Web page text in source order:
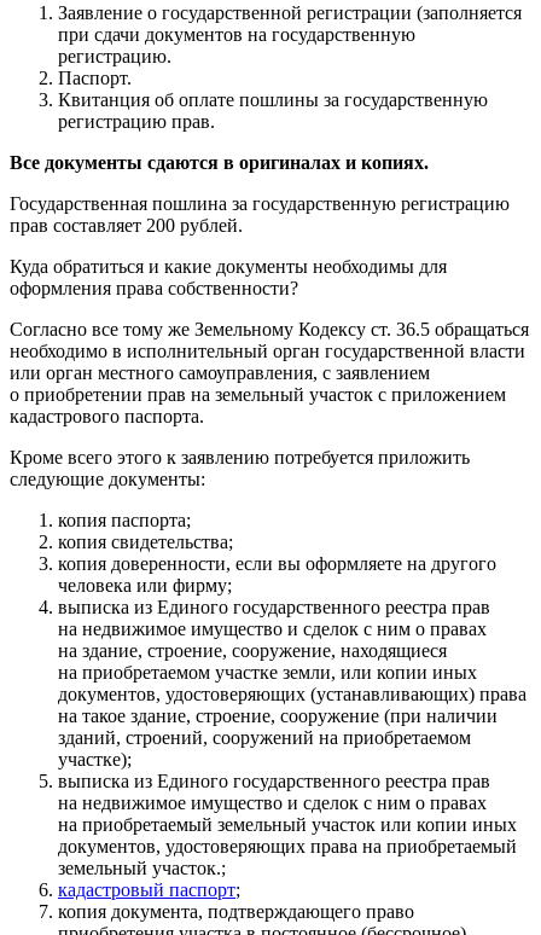
Заявление о государственной регистрации (заполняется
при сдачи документов на государственную
регистрацию.
Паспорт.
Квитанция об оплате пошлины за государственную
регистрацию прав.
Все документы сдаются в оригиналах и копиях.
Государственная пошлина за государственную регистрацию
прав составляет 200 рублей.
Куда обратиться и какие документы необходимы для
оформления права собственности?
Согласно все тому же Земельному Кодексу ст. 36.5 обращаться
необходимо в исполнительный орган государственной власти
или орган местного самоуправления, с заявлением
о приобретении прав на земельный участок с приложением
кадастрового паспорта.
Кроме всего этого к заявлению потребуется приложить
следующие документы:
копия паспорта;
копия свидетельства;
копия доверенности, если вы оформляете на другого
человека или фирму;
выписка из Единого государственного реестра прав
на недвижимое имущество и сделок с ним о правах
на здание, строение, сооружение, находящиеся
на приобретаемом участке земли, или копии иных
документов, удостоверяющих (устанавливающих) права
на такое здание, строение, сооружение (при наличии
зданий, строений, сооружений на приобретаемом
участке);
выписка из Единого государственного реестра прав
на недвижимое имущество и сделок с ним о правах
на приобретаемый земельный участок или копии иных
документов, удостоверяющих права на приобретаемый
земельный участок.;
кадастровый паспорт;
копия документа, подтверждающего право